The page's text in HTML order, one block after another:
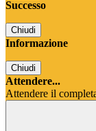
Successo
Chiudi
Informazione
Chiudi
Attendere...
Attendere il